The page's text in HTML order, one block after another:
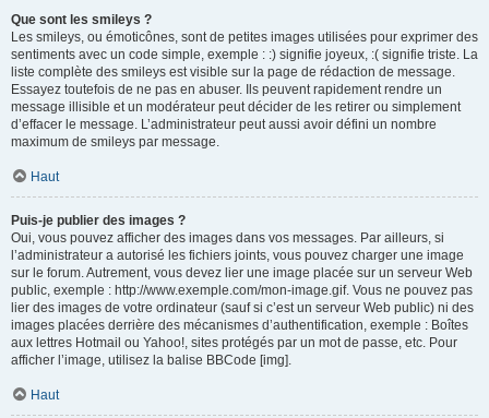
Que sont les smileys ?
Les smileys, ou émoticônes, sont de petites images utilisées pour exprimer des
sentiments avec un code simple, exemple : :) signifie joyeux, :( signifie triste. La
liste complète des smileys est visible sur la page de rédaction de message.
Essayez toutefois de ne pas en abuser. Ils peuvent rapidement rendre un
message illisible et un modérateur peut décider de les retirer ou simplement
d’effacer le message. L’administrateur peut aussi avoir défini un nombre
maximum de smileys par message.
Haut
Puis-je publier des images ?
Oui, vous pouvez afficher des images dans vos messages. Par ailleurs, si
l’administrateur a autorisé les fichiers joints, vous pouvez charger une image
sur le forum. Autrement, vous devez lier une image placée sur un serveur Web
public, exemple : http://www.exemple.com/mon-image.gif. Vous ne pouvez pas
lier des images de votre ordinateur (sauf si c’est un serveur Web public) ni des
images placées derrière des mécanismes d’authentification, exemple : Boîtes
aux lettres Hotmail ou Yahoo!, sites protégés par un mot de passe, etc. Pour
afficher l’image, utilisez la balise BBCode [img].
Haut